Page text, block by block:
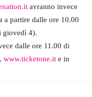
avranno invece
a partire dalle ore 10.00
giovedì 4).
dalle ore 11.00 di
, www.ticketone.it e in